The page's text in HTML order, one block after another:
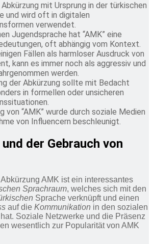
Abkürzung mit Ursprung in der türkischen
und wird oft in digitalen
verwendet.
Jugendsprache hat “AMK” eine
oft abhängig vom Kontext.
Fällen als harmloser Ausdruck von
kann es immer noch als aggressiv und
werden.
der Abkürzung sollte mit Bedacht
in formellen oder unsicheren
von “AMK” wurde durch soziale Medien
von Influencern beschleunigt.
der Gebrauch von
AMK ist ein interessantes
Sprachraum, welches sich mit den
Sprache verknüpft und einen
auf die Kommunikation in den sozialen
Soziale Netzwerke und die Präsenz
wesentlich zur Popularität von AMK